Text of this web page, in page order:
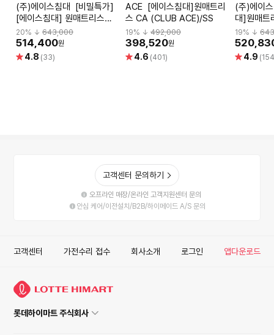
(주)에이스침대 [비밀특가]
[에이스침대] 원매트리스
CA2(CLUB ACE2)/SS(슈
퍼싱글사이즈)
20% ↓ 643,000
514,400원
별 4.8 (33)
ACE [에이스침대]원매트리
스 CA (CLUB ACE)/SS
19% ↓492,000
398,520원
별 4.6 (401)
(주)에이스침대
대]원매
ACE2)/SS
19% ↓
별 4.9
고객센터 문의하기
오프라인 매장/온라인 고객지원센터 문의
안심 케어/이전설치/B2B/하이메이드 A/S 문의
고객센터 가전수리 접수 회사소개 로그인 앱다운로드
롯데하이마트 주식회사